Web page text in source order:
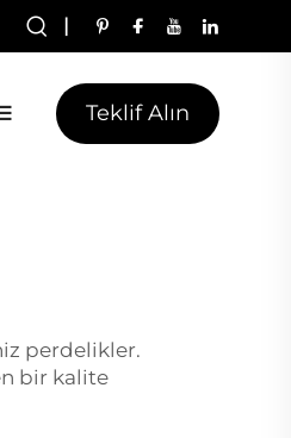
|
Teklif Alın
perdelikler.
bir kalite